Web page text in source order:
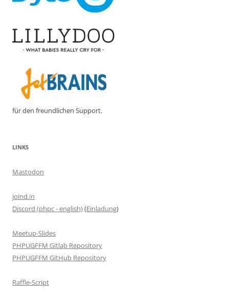
für den freundlichen Support.
LINKS
Mastodon
joind.in
Discord (phpc - english)(Einladung)
Meetup-Slides
PHPUGFFM Gitlab Repository
PHPUGFFM GitHub Repository
Raffle-Script